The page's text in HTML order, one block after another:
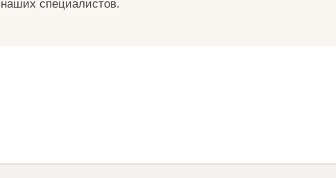
наших специалистов.